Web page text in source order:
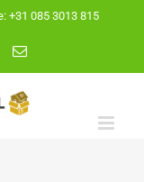
+31 085 3013 815
E-